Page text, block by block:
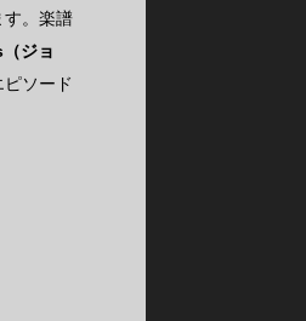
す。楽譜
ジョ
ソード